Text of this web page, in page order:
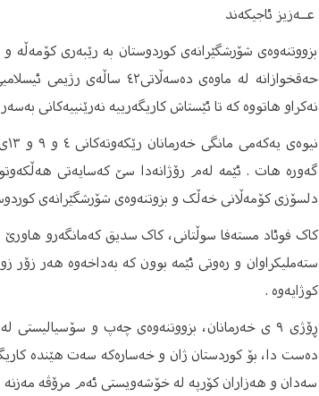
عــەزیز ئاجیکەند
بزووتنەوەی شۆرشگێرانەی کوردوستان بە رێبەری
حەقخوازانە لە ماوەی
نەكراو هاتووە كە تا ئێستاش كاریگەرییە نەرێنییەكانی
گەورە هات . ئێمە لەم رۆژانەدا سێ كه‌سایه‌تی
دلسۆزی کۆمەڵانی خەڵک و بزوتنەوەی شۆرشگێرانەی
کاک فوئاد مسته‌فا سوڵتانی، کاک سدیق كه‌مانگه‌رو
سته‌ملیكراوان و رەوتی ئێمە بوون کە بەداخەوە هەر زۆر
کوژایەوە .
ڕۆژی ۹ ی خەرمانان، بزووتنەوەی چەپ و
دەست دا، بۆ کوردستان ژان و خەسارەکە سەت هێندە
سەدان و هەزاران کۆرپە لە خۆشەویستی ئەم مرۆڤە مەزنە